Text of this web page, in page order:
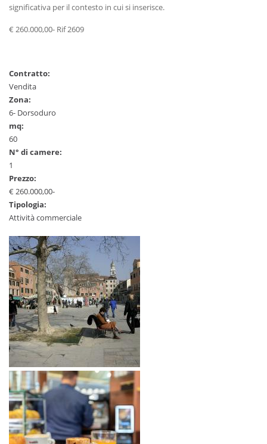
significativa per il contesto in cui si inserisce.
€ 260.000,00- Rif 2609
Contratto:
Vendita
Zona:
6- Dorsoduro
mq:
60
N° di camere:
1
Prezzo:
€ 260.000,00-
Tipologia:
Attività commerciale